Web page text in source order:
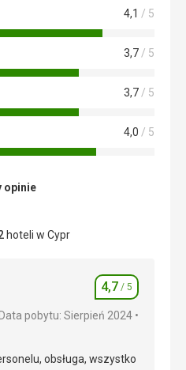
4,1 / 5
3,7/ 5
3,7/ 5
4,0 / 5
opinie
hoteli w Cypr
Ocena
4,7 / 5
Data pobytu: Sierpień 2024
obsługa, wszystko